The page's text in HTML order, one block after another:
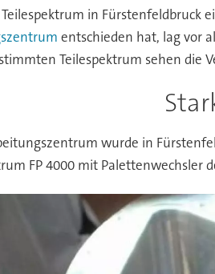
in Fürstenfeldbruck
entschieden hat, lag vor
Teilespektrum sehen die
wurde in
FP 4000 mit